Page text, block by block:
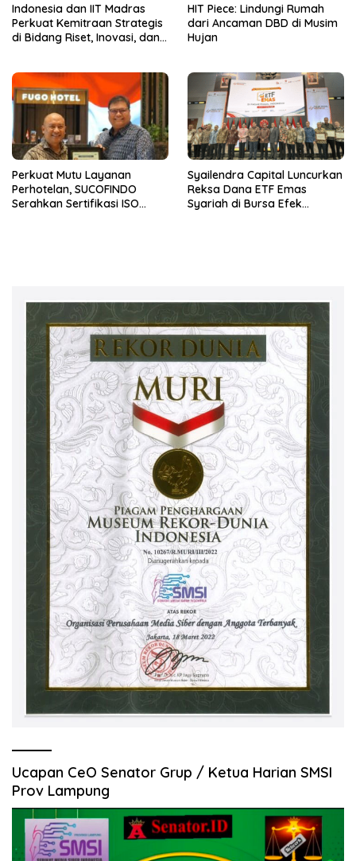
Indonesia dan IIT Madras
Perkuat Kemitraan Strategis
di Bidang Riset, Inovasi, dan
HIT Piece: Lindungi Rumah
dari Ancaman DBD di Musim
Hujan
Perkuat Mutu Layanan
Perhotelan, SUCOFINDO
Serahkan Sertifikasi ISO
Syailendra Capital Luncurkan
Reksa Dana ETF Emas
Syariah di Bursa Efek
Ucapan CeO Senator Grup / Ketua Harian SMSI
Prov Lampung